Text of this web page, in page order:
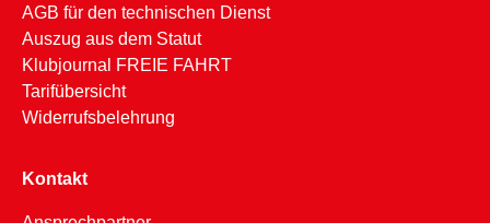
AGB für den technischen Dienst
Auszug aus dem Statut
Klubjournal FREIE FAHRT
Tarifübersicht
Widerrufsbelehrung
Kontakt